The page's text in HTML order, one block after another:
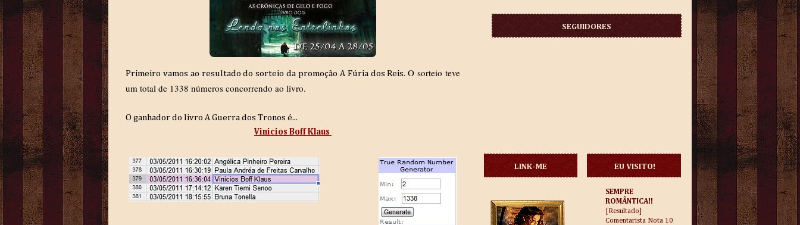
Primeiro vamos ao resultado do sorteio da promoção A Fúria dos Reis.O sorteio teve
um total de 1338 números concorrendo ao livro.
O ganhador do livro A Guerra dos Tronos é...
Vinicios Boff Klaus
SEGUIDORES
LINK-ME EU VISITO!
SEMPRE
ROMÂNTICA!!
[Resultado]
Comentarista Nota 10